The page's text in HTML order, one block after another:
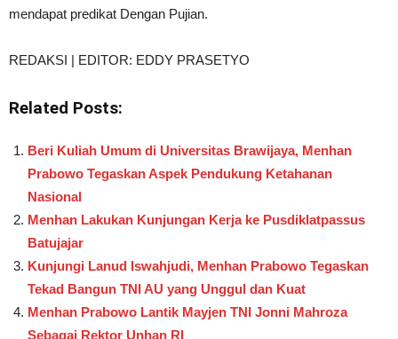
mendapat predikat Dengan Pujian.
REDAKSI | EDITOR: EDDY PRASETYO
Related Posts:
Beri Kuliah Umum di Universitas Brawijaya, Menhan
Prabowo Tegaskan Aspek Pendukung Ketahanan
Nasional
Menhan Lakukan Kunjungan Kerja ke Pusdiklatpassus
Batujajar
Kunjungi Lanud Iswahjudi, Menhan Prabowo Tegaskan
Tekad Bangun TNI AU yang Unggul dan Kuat
Menhan Prabowo Lantik Mayjen TNI Jonni Mahroza
Sebagai Rektor Unhan RI